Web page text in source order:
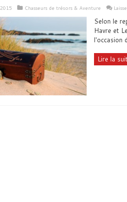
Chasseurs de trésors & Aventure
Selon le
Havre et
l'occasion
Lire la